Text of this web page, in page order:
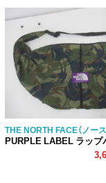
THE NORTH FACE（ノー
PURPLE LABEL ラップ